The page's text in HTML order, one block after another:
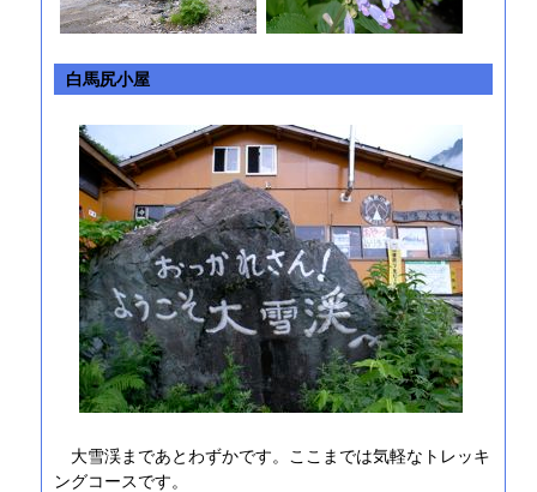
白馬尻小屋
大雪渓まであとわずかです。ここまでは気軽なトレッキ
ングコースです。